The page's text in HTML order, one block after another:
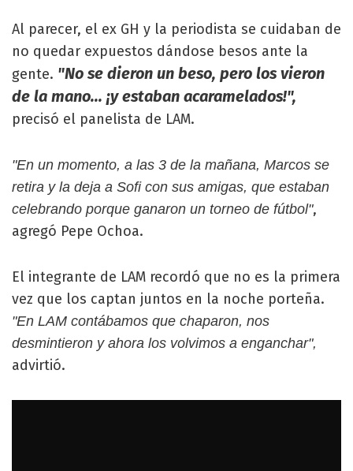
Al parecer, el ex GH y la periodista se cuidaban de
no quedar expuestos dándose besos ante la
gente. "No se dieron un beso, pero los vieron
de la mano... ¡y estaban acaramelados!",
precisó el panelista de LAM.
"En un momento, a las 3 de la mañana, Marcos se
retira y la deja a Sofi con sus amigas, que estaban
celebrando porque ganaron un torneo de fútbol",
agregó Pepe Ochoa.
El integrante de LAM recordó que no es la primera
vez que los captan juntos en la noche porteña.
"En LAM contábamos que chaparon, nos
desmintieron y ahora los volvimos a enganchar",
advirtió.